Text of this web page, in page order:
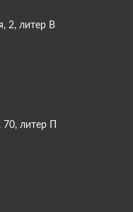
2, литер В
литер П